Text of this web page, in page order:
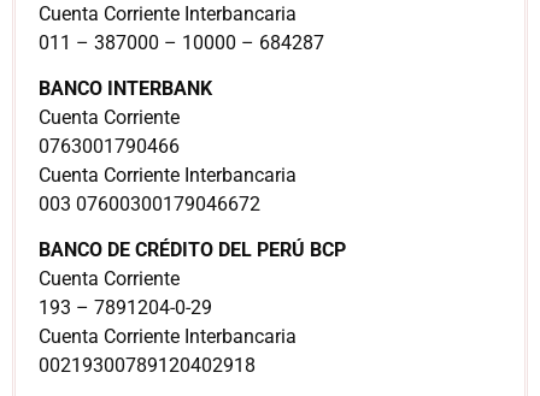
Cuenta Corriente Interbancaria
011 – 387000 – 10000 – 684287
BANCO INTERBANK
Cuenta Corriente
0763001790466
Cuenta Corriente Interbancaria
003 07600300179046672
BANCO DE CRÉDITO DEL PERÚ BCP
Cuenta Corriente
193 – 7891204-0-29
Cuenta Corriente Interbancaria
00219300789120402918